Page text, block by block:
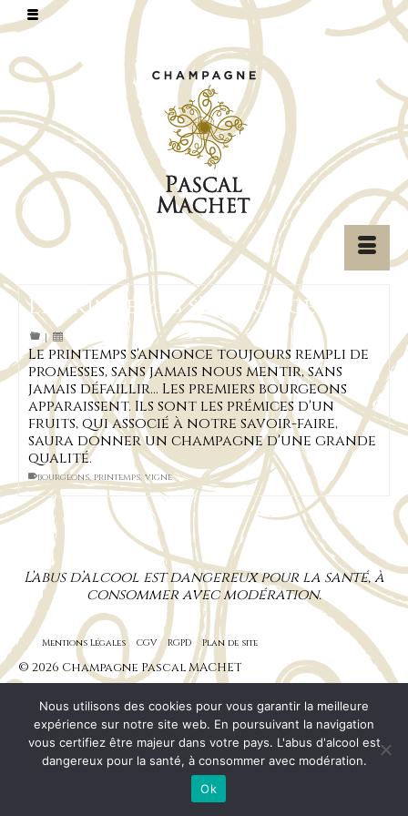
Le printemps s’annonce
|
Le printemps s'annonce toujours rempli de
promesses, sans jamais nous mentir, sans
jamais défaillir... Les premiers bourgeons
apparaissent. Ils sont les prémices d'un
fruits, qui associé à notre savoir-faire,
saura donner un champagne d'une grande
qualité.
bourgeons,printemps, vigne
L’abus d’alcool est dangereux pour la santé, à
consommer avec modération.
Mentions Légales CGV RGPD Plan de site
© 2026 Champagne Pascal MACHET
Nous utilisons des cookies pour vous garantir la meilleure
expérience sur notre site web. En poursuivant la navigation
vous certifiez être majeur dans votre pays. L'abus d'alcool est
dangereux pour la santé, à consommer avec modération.
Ok